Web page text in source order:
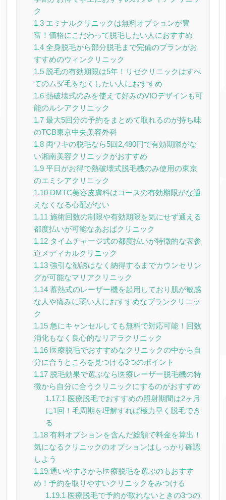
ク
1.3エミナルクリニックは無料オプションが豊
富！価格にこだわって脱毛したい人におすすめ
1.4全身脱毛から部分脱毛まで完備のプランがお
すすめのウィンクリニック
1.5脱毛の有効期限は5年！リゼクリニックはすべ
てのムダ毛をなくしたい人におすすめ
1.6熱破壊式のみを使えて好みのVIOデザインも可
能のルシアクリニック
1.7最大5回分の予約をまとめて取れるのが持ち味
のTCB東京中央美容外科
1.8両ワキの脱毛なら5回2,480円で有効期限がな
い湘南美容クリニックがおすすめ
1.9平日がお得で熱破壊式脱毛機のみ使用の東京
のエミシアクリニック
1.10DMTC美容皮膚科はコースの有効期限がな通
えなくなる心配がない
1.11 施術回数の制限や有効期限を気にせず通える
都度払いが可能なあおばクリニック
1.12タイムチャージ式の都度払いが特徴的な表参
道メディカルクリニック
1.13強引な勧誘はなく納得するまでカウンセリン
グが可能なマリアクリニック
1.14蓄熱式のレーザー機を起用しており肌が敏感
な人や痛みに弱い人におすすめなブランクリニッ
ク
1.15急にキャンセルしても無料で対応可能！回数
消化もなく良心的なリアラクリニック
1.16医療脱毛でおすすめなクリニックの中から自
分に合うところを見つける3つのポイント
1.17脱毛効果で選ぶなら医療レーザー脱毛機の特
徴から自分に合うクリニックにするのがおすすめ
1.17.1 医療脱毛でおすすめの照射期間は2ヶ月
に1回！毛周期を理解すれば極力早く脱毛でき
る
1.18有料オプションを含んだ総額で料金を算出！
気になるクリニックのオプションはしっかり確認
しよう
1.19通いやすさから医療脱毛を選ぶのもおすす
め！予約を取りやすいクリニックをみつける
1.19.1 医療脱毛で予約が取れないときの3つの